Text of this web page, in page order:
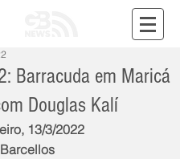
Barracuda em Maricá
Douglas Kalí
13/3/2022